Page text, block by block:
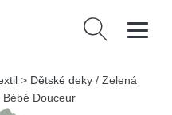
Vyhledávání
> Dětské deky / Zelená
Douceur